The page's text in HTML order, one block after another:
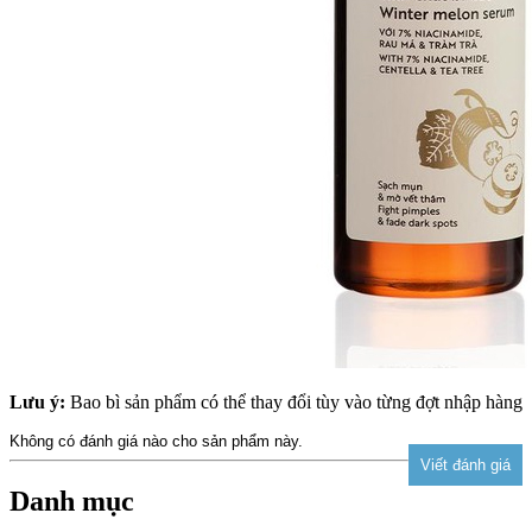
Lưu ý: Bao bì sản phẩm có thể thay đổi tùy vào từng đợt nhập hàng
Không có đánh giá nào cho sản phẩm này.
Danh mục